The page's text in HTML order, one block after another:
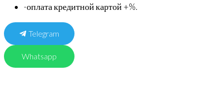
-оплата кредитной картой +%.
Telegram
Whatsapp